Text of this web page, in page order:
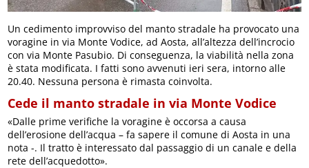
Un cedimento improvviso del manto stradale ha provocato una
voragine in via Monte Vodice, ad Aosta, all’altezza dell’incrocio
con via Monte Pasubio. Di conseguenza, la viabilità nella zona
è stata modificata. I fatti sono avvenuti ieri sera, intorno alle
20.40. Nessuna persona è rimasta coinvolta.
Cede il manto stradale in via Monte Vodice
«Dalle prime verifiche la voragine è occorsa a causa
dell’erosione dell’acqua – fa sapere il comune di Aosta in una
nota -. Il tratto è interessato dal passaggio di un canale e della
rete dell’acquedotto».